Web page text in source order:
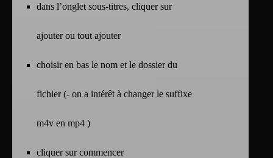
dans l’onglet sous-titres, cliquer sur
ajouter ou tout ajouter
choisir en bas le nom et le dossier du
fichier (- on a intérêt à changer le suffixe
m4v en mp4 )
cliquer sur commencer